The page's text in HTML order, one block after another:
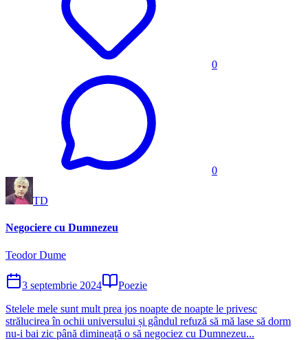
0
0
TD
Negociere cu Dumnezeu
Teodor Dume
3 septembrie 2024
Poezie
Stelele mele sunt mult prea jos noapte de noapte le privesc
strălucirea în ochii universului și gândul refuză să mă lase să dorm
nu-i bai zic până dimineață o să negociez cu Dumnezeu...